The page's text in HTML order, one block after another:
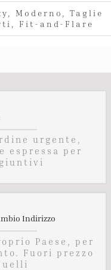
Moderno, Taglie
Fit-and-Flare
urgente,
espressa per
Indirizzo
Paese, per
Fuori prezzo